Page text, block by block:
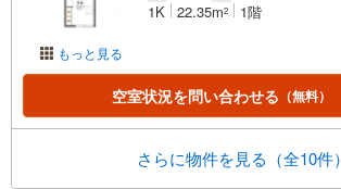
もっと見る
1K 22.35m2 1階
空室状況を問い合わせる （無料）
さらに物件を見る（全10件）